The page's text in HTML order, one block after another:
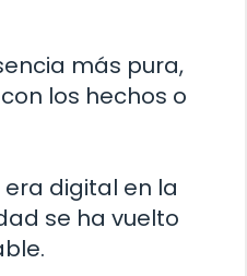
más pura,
los hechos o
digital en la
se ha vuelto